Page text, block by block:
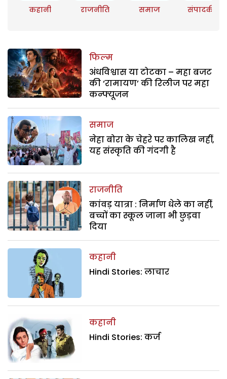
कहानी राजनीति समाज संपादकीय
फिल्म
अंधविश्वास या टोटका – महा बजट
की ‘रामायण’ की रिलीज पर महा
कन्फ्यूजन
समाज
नेहा बोरा के चेहरे पर कालिख नहीं,
यह संस्कृति की गंदगी है
राजनीति
कांवड़ यात्रा : निर्माण धेले का नहीं,
बच्चों का स्कूल जाना भी छुड़वा
दिया
कहानी
Hindi Stories: लाचार
कहानी
Hindi Stories: कर्ज